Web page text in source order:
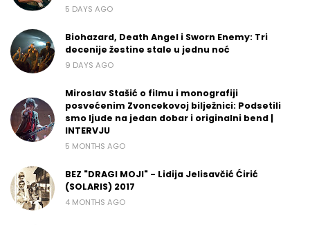
5 DAYS AGO
Biohazard, Death Angel i Sworn Enemy: Tri
decenije žestine stale u jednu noć
9 DAYS AGO
Miroslav Stašić o filmu i monografiji
posvećenim Zvoncekovoj bilježnici: Podsetili
smo ljude na jedan dobar i originalni bend |
INTERVJU
5 MONTHS AGO
BEZ "DRAGI MOJI" - Lidija Jelisavčić Ćirić
(SOLARIS) 2017
4 MONTHS AGO